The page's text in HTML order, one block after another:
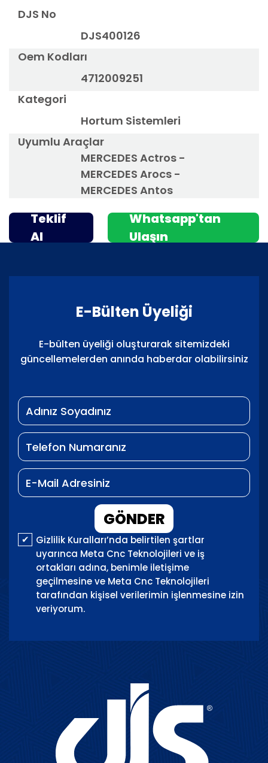
DJS No
DJS400126
Oem Kodları
4712009251
Kategori
Hortum Sistemleri
Uyumlu Araçlar
MERCEDES Actros -
MERCEDES Arocs -
MERCEDES Antos
Teklif
Al
Whatsapp'tan
Ulaşın
E-Bülten Üyeliği
E-bülten üyeliği oluşturarak sitemizdeki
güncellemelerden anında haberdar olabilirsiniz
GÖNDER
Gizlilik Kuralları’nda belirtilen şartlar
uyarınca Meta Cnc Teknolojileri ve iş
ortakları adına, benimle iletişime
geçilmesine ve Meta Cnc Teknolojileri
tarafından kişisel verilerimin işlenmesine izin
veriyorum.